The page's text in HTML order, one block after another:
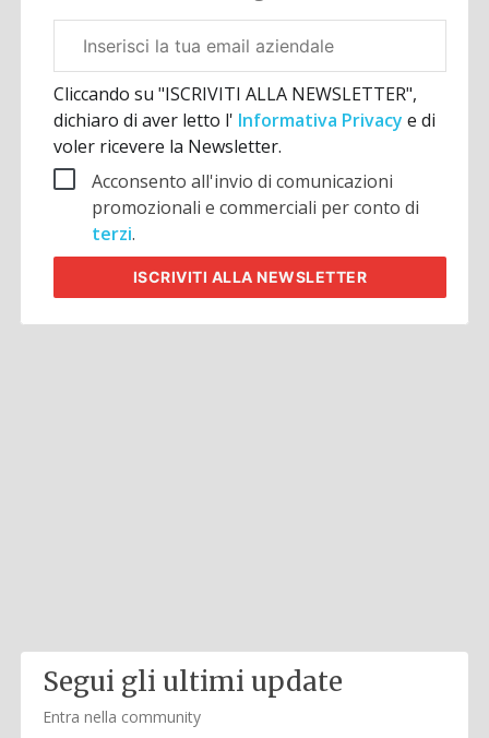
aziendale
Cliccando su "ISCRIVITI ALLA NEWSLETTER",
dichiaro di aver letto l' Informativa Privacye di
voler ricevere la Newsletter.
Acconsento all'invio di comunicazioni
promozionali e commerciali per conto di
terzi.
ISCRIVITI ALLA NEWSLETTER
Segui gli ultimi update
Entra nella community